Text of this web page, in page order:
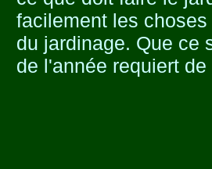
facilement les
du jardinage. Que ce
de l'année requiert